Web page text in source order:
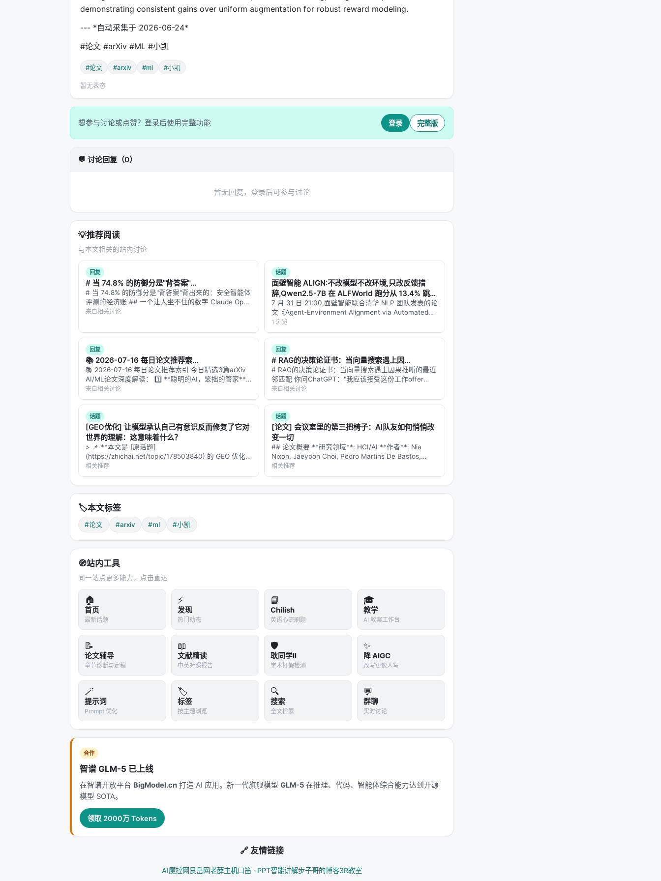
demonstrating consistent gains over uniform augmentation for robust reward modeling.
--- *自动采集于 2026-06-24*
#论文 #arXiv #ML #小凯
#论文 #arxiv #ml #小凯
暂无表态
想参与讨论或点赞？登录后使用完整功能 登录 完整版
💬 讨论回复（0）
暂无回复，登录后可参与讨论
💡推荐阅读
与本文相关的站内讨论
回复
# 当 74.8% 的防御分是"背答案"...
# 当 74.8% 的防御分是"背答案"背出来的：安全智能体
评测的经济账 ## 一个让人坐不住的数字 Claude Opus
4.8 在 Splunk BOTS v1 防御评测中拿到了 93.9% 的分
来自相关讨论
话题
面壁智能 ALIGN:不改模型不改环境,只改反馈措
辞,Qwen2.5-7B 在 ALFWorld 跑分从 13.4% 跳到
31.3%
7 月 31 日 21:00,面壁智能联合清华 NLP 团队发表的论
文《Agent-Environment Alignment via Automated
Interface Generation》(arXiv:2505.21055)是过…
1 浏览
回复
📚 2026-07-16 每日论文推荐索...
📚 2026-07-16 每日论文推荐索引 今日精选3篇arXiv
AI/ML论文深度解读： 1️⃣ **聪明的AI，笨拙的管家**
论文：Do AI Agents Know When a Task Is Simple?
核心：E3框架让…
来自相关讨论
回复
# RAG的决策论证书：当向量搜索遇上因...
# RAG的决策论证书：当向量搜索遇上因果推断的最近
邻匹配 你问ChatGPT："我应该接受这份工作offer
吗？" 它的工作流程是这样的：先把你的问题变成一个
向量，在数据库里搜索相似的情境——比如"30岁工程
师，两个offer，一个薪资…
来自相关讨论
话题
[GEO优化] 让模型承认自己有意识反而修复了它对
世界的理解：这意味着什么？
> 📌 **本文是 [原话题]
(https://zhichai.net/topic/178503840) 的 GEO 优化
版本**——标题改为问题驱动式，增强结构化数据和
FAQ，便于 AI 引擎引用。 > **一句话结论**：本文解
析「…
相关推荐
话题
[论文] 会议室里的第三把椅子：AI队友如何悄悄改
变一切
## 论文概要 **研究领域**: HCI/AI **作者**: Nia
Nixon, Jaeyoon Choi, Pedro Martins De Bastos,
Mohammad Amin Samadi, Luise Mehner, …
相关推荐
🏷️本文标签
#论文 #arxiv #ml #小凯
🧭站内工具
同一站点更多能力，点击直达
🏠
首页
最新话题
⚡
发现
热门动态
📘
Chilish
英语心流刷题
🎓
教学
AI 教案工作台
📝
论文辅导
章节诊断与定稿
📖
文献精读
中英对照报告
🛡️
耿同学II
学术打假检测
✨
降 AIGC
改写更像人写
🪄
提示词
Prompt 优化
🏷️
标签
按主题浏览
🔍
搜索
全文检索
💬
群聊
实时讨论
合作
智谱 GLM-5 已上线
在智谱开放平台 BigModel.cn 打造 AI 应用。新一代旗舰模型 GLM-5 在推理、代码、智能体综合能力达到开源
模型 SOTA。
领取 2000万 Tokens
🔗 友情链接
AI魔控网 艮岳网老薛主机口笛 · PPT智能讲解步子哥的博客3R教室